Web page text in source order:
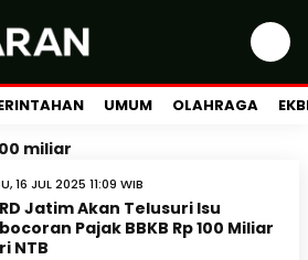
UMUM OLAHRAGA
miliar
16 JUL 2025 11:09 WIB
Jatim Akan Telusuri Isu
Pajak BBKB Rp 100 Miliar
NTB